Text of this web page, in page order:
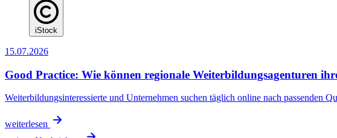
iStock
15.07.2026
Good Practice: Wie können regionale Weiterbildungsagenturen
Weiterbildungsinteressierte und Unternehmen suchen täglich online nach passenden
weiterlesen